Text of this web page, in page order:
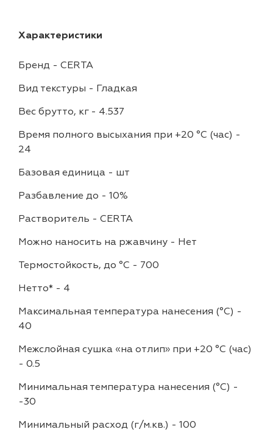
Характеристики
Бренд - CERTA
Вид текстуры - Гладкая
Вес брутто, кг - 4.537
Время полного высыхания при +20 °С (час) -
24
Базовая единица - шт
Разбавление до - 10%
Растворитель - CERTA
Можно наносить на ржавчину - Нет
Термостойкость, до °C - 700
Нетто* - 4
Максимальная температура нанесения (°С) -
40
Межслойная сушка «на отлип» при +20 °С (час)
- 0.5
Минимальная температура нанесения (°С) -
-30
Минимальный расход (г/м.кв.) - 100